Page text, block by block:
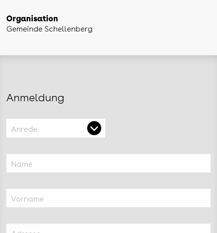
Organisation
Gemeinde Schellenberg
Anmeldung
Anrede
Name
Vorname